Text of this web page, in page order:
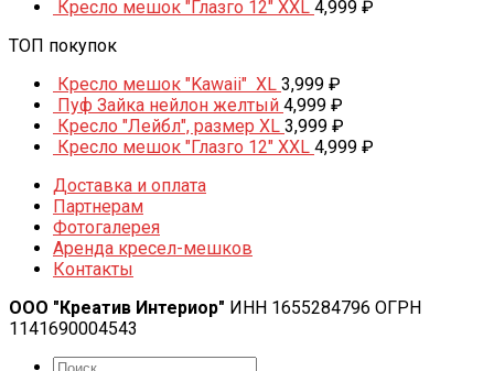
Кресло мешок "Глазго 12" XXL 4,999 ₽
ТОП покупок
Кресло мешок "Kawaii" XL 3,999 ₽
Пуф Зайка нейлон желтый 4,999 ₽
Кресло "Лейбл", размер XL 3,999 ₽
Кресло мешок "Глазго 12" XXL 4,999 ₽
Доставка и оплата
Партнерам
Фотогалерея
Аренда кресел-мешков
Контакты
ООО "Креатив Интериор" ИНН 1655284796 ОГРН
1141690004543